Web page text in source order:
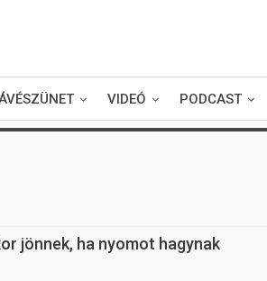
VIDEÓ PODCAST
jönnek, ha nyomot hagynak